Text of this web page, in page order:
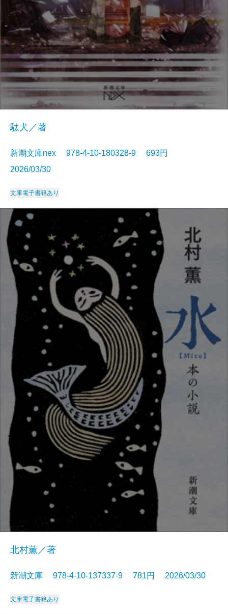
駄犬／著
新潮文庫nex 978-4-10-180328-9 693円
2026/03/30
文庫電子書籍あり
北村薫／著
新潮文庫 978-4-10-137337-9 781円 2026/03/30
文庫電子書籍あり